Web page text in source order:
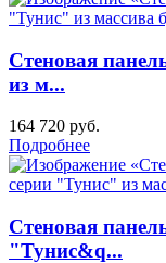
Стеновая
из м...
164 720 руб.
Подробнее
Стеновая
"Тунис&q...